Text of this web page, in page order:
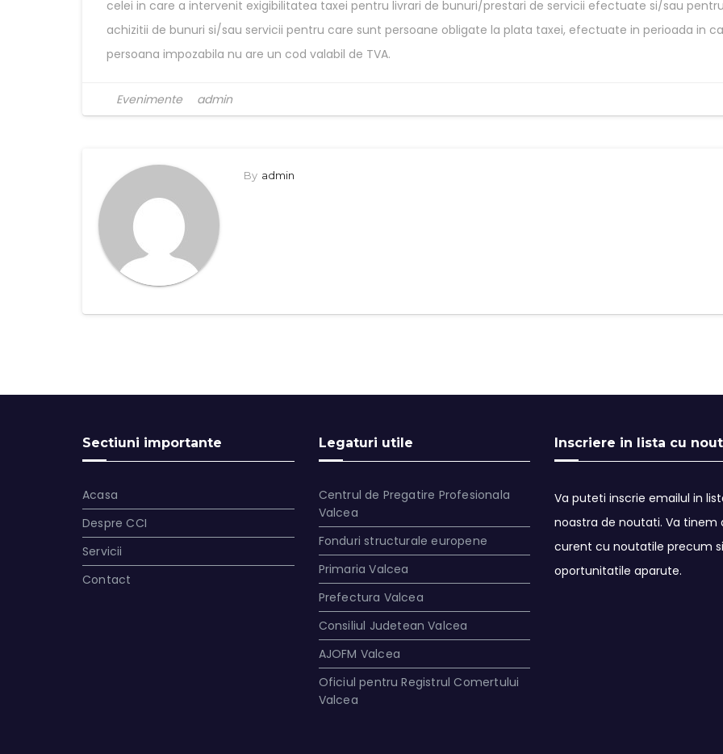
celei in care a intervenit exigibilitatea taxei pentru livrari de bunuri/prestari de servicii efectuate si/sau pentru
achizitii de bunuri si/sau servicii pentru care sunt persoane obligate la plata taxei, efectuate in perioada in
persoana impozabila nu are un cod valabil de TVA.
Evenimente admin
By admin
Sectiuni importante
Acasa
Despre CCI
Servicii
Contact
Legaturi utile
Centrul de Pregatire Profesionala
Valcea
Fonduri structurale europene
Primaria Valcea
Prefectura Valcea
Consiliul Judetean Valcea
AJOFM Valcea
Oficiul pentru Registrul Comertului
Valcea
Inscriere in lista cu
Va puteti inscrie emailul in
noastra de noutati. Va tinem
curent cu noutatile precum si
oportunitatile aparute.